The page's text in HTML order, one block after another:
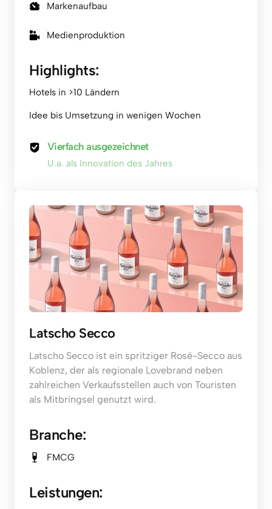
Markenaufbau
Medienproduktion
Highlights:
Hotels in >10 Ländern
Idee bis Umsetzung in wenigen Wochen
Vierfach ausgezeichnet
U.a. als Innovation des Jahres
Latscho Secco
Latscho Secco ist ein spritziger Rosé-Secco aus
Koblenz, der als regionale Lovebrand neben
zahlreichen Verkaufsstellen auch von Touristen
als Mitbringsel genutzt wird.
Branche:
FMCG
Leistungen: